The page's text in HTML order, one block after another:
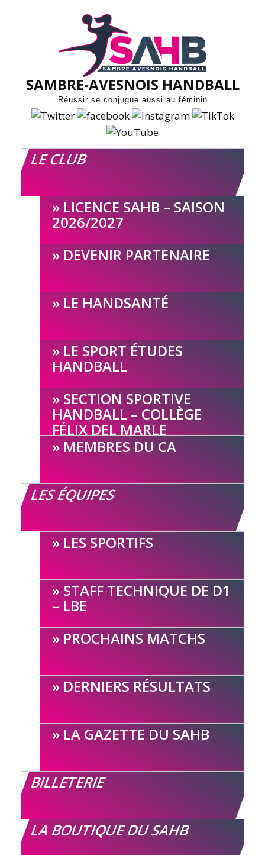
SAMBRE-AVESNOIS HANDBALL
Réussir se conjugue aussi au féminin
LE CLUB
LICENCE SAHB – SAISON
2026/2027
DEVENIR PARTENAIRE
LE HANDSANTÉ
LE SPORT ÉTUDES
HANDBALL
SECTION SPORTIVE
HANDBALL – COLLÈGE
FÉLIX DEL MARLE
MEMBRES DU CA
LES ÉQUIPES
LES SPORTIFS
STAFF TECHNIQUE DE D1
– LBE
PROCHAINS MATCHS
DERNIERS RÉSULTATS
LA GAZETTE DU SAHB
BILLETERIE
LA BOUTIQUE DU SAHB